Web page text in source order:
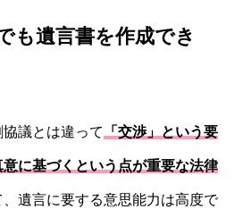
も遺言書を作成でき
議とは違って「交渉」という要
に基づくという点が重要な法律
遺言に要する意思能力は高度で